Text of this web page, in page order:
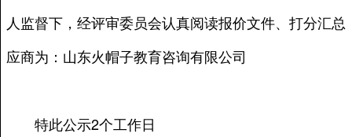
人监督下，经评审委员会认真阅读报价文件、打分汇
应商为： 山东火帽子教育咨询有限公司
特此公示2个工作日